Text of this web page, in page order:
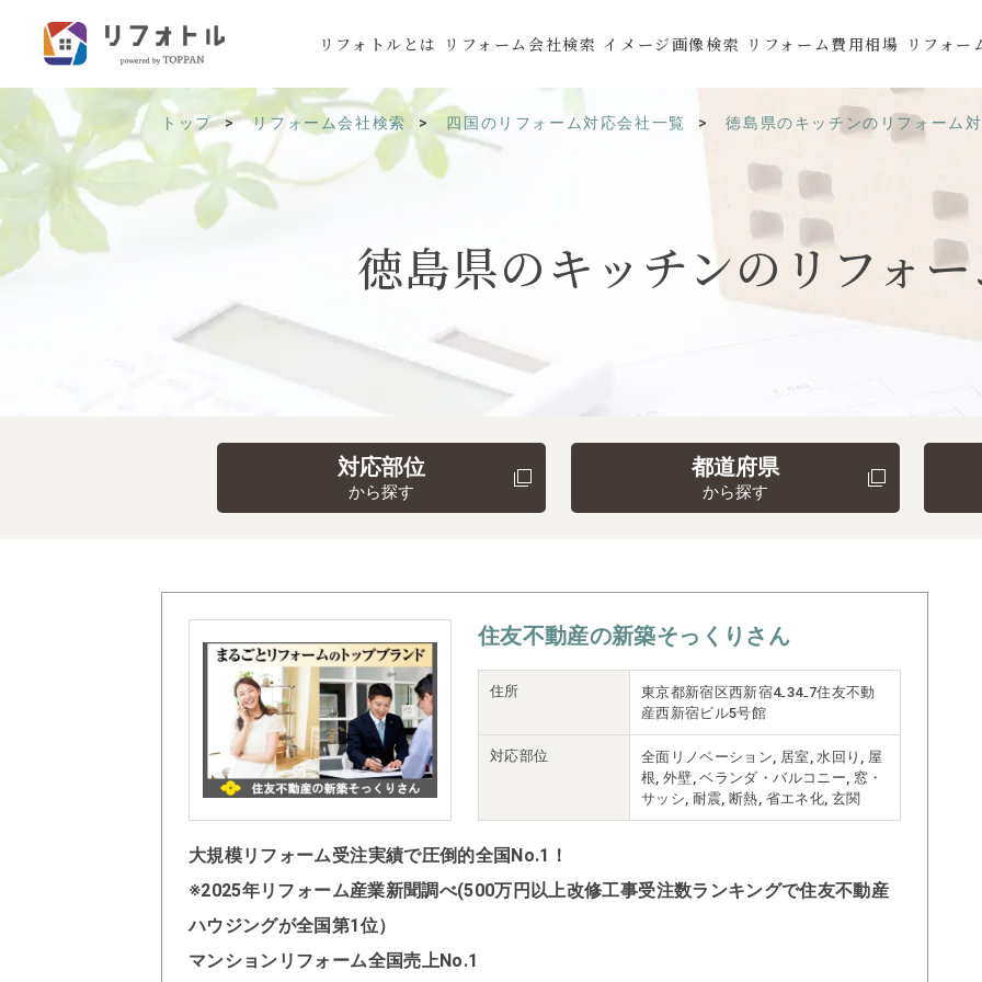
リフォトルとは リフォーム会社検索 イメージ画像検索 リフォーム費用相場 リフォー
トップ リフォーム会社検索 四国のリフォーム対応会社一覧 徳島県のキッチンのリフォーム
徳島県のキッチンの リフォ
対応部位
から探す
都道府県
から探す
住友不動産の新築そっくりさん
住所
東京都新宿区西新宿4₋34₋7住友不動
産西新宿ビル5号館
対応部位
全面リノベーション, 居室, 水回り, 屋
根, 外壁, ベランダ・バルコニー, 窓・
サッシ, 耐震, 断熱, 省エネ化, 玄関
大規模リフォーム受注実績で圧倒的全国No.1！
※2025年リフォーム産業新聞調べ(500万円以上改修工事受注数ランキングで住友不動産
ハウジングが全国第1位）
マンションリフォーム全国売上No.1